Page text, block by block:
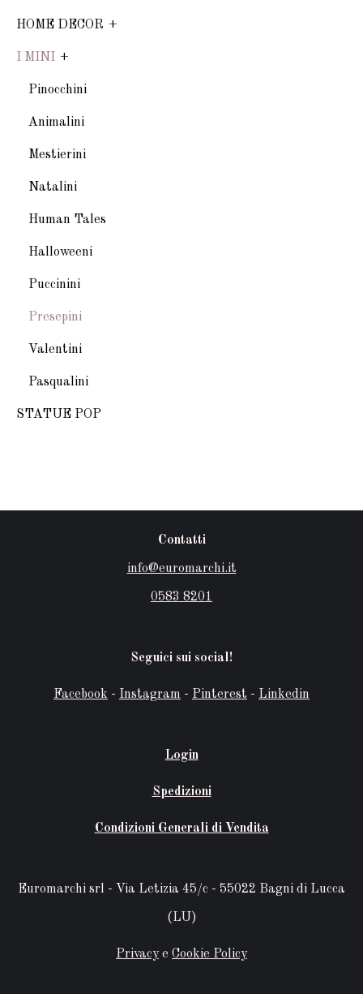
HOME DECOR
I MINI
Pinocchini
Animalini
Mestierini
Natalini
Human Tales
Halloweeni
Puccinini
Presepini
Valentini
Pasqualini
STATUE POP
Contatti
info@euromarchi.it
0583 8201
Seguici sui social!
Facebook - Instagram - Pinterest - Linkedin
Login
Spedizioni
Condizioni Generali di Vendita
Euromarchi srl - Via Letizia 45/c - 55022 Bagni di Lucca
(LU)
Privacye Cookie Policy